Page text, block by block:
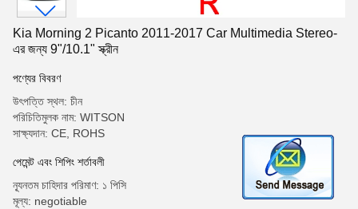
Kia Morning 2 Picanto 2011-2017 Car Multimedia Stereo-
এর জন্য 9"/10.1" স্ক্রীন
পণ্যের বিবরণ
উৎপত্তি স্থল: চীন
পরিচিতিমুলক নাম: WITSON
সাক্ষ্যদান: CE, ROHS
পেমেন্ট এবং শিপিং শর্তাবলী
ন্যূনতম চাহিদার পরিমাণ: ১ পিসি
মূল্য: negotiable